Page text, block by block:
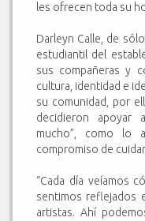
les ofrecen toda su
Darleyn Calle, de
estudiantil del
sus compañeras y
cultura, identidad e
su comunidad, por
decidieron apoyar
mucho”, como lo
compromiso de
“Cada día veíamos
sentimos reflejados
artistas. Ahí